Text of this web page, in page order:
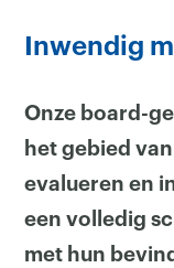
Inwendig
Onze board-
het gebied
evalueren en
een volledig
met hun